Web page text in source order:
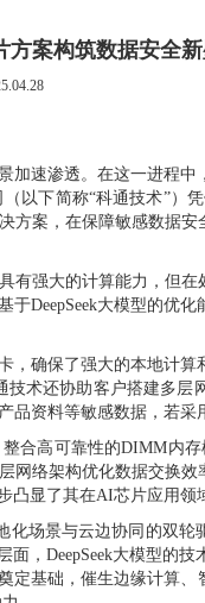
案构筑数据安全
加速渗透。在这一进程
下简称“科通技术”）凭
案，在保障敏感数据
有强大的计算能力，但
DeepSeek大模型的优
确保了强大的本地计算
术还协助客户搭建多层
资料等敏感数据，若采
合高可靠性的DIMM内
络架构优化数据交换
显了其在AI芯片应用领
场景与云边协同的双轮
，DeepSeek大模型的
基础，催生边缘计算、